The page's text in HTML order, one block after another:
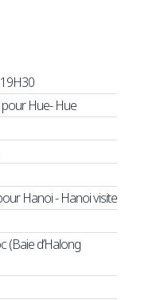
pour Hue- Hue
Hanoi - Hanoi visite
(Baie d’Halong